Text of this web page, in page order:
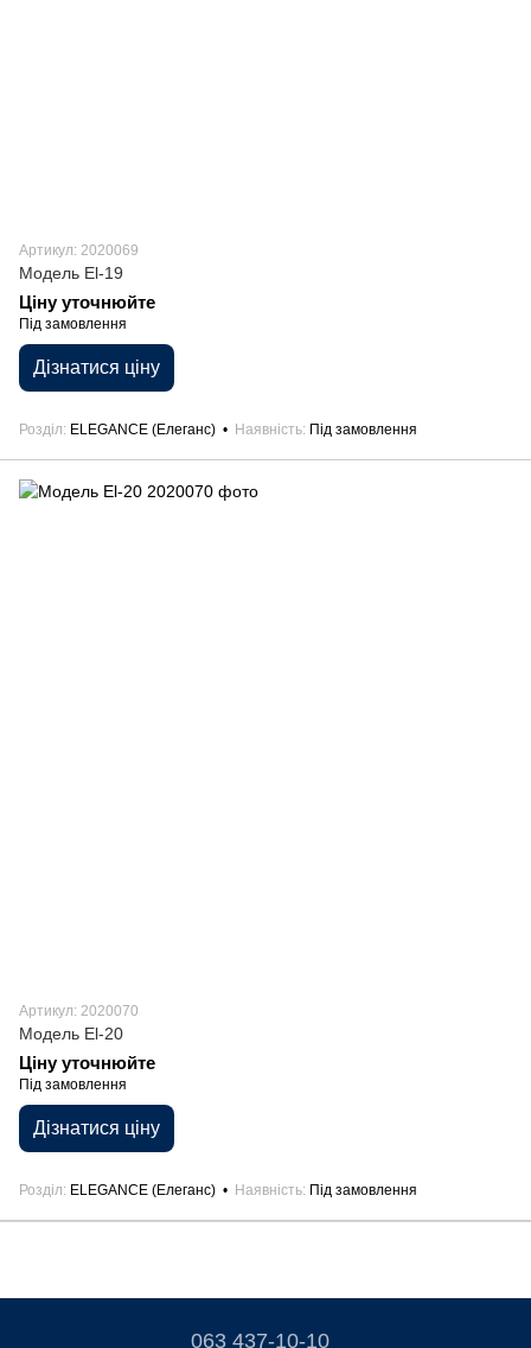
Артикул: 2020069
Модель El-19
Ціну уточнюйте
Під замовлення
Дізнатися ціну
Розділ ELEGANCE (Елеганс) Наявність Під замовлення
Артикул: 2020070
Модель El-20
Ціну уточнюйте
Під замовлення
Дізнатися ціну
Розділ ELEGANCE (Елеганс) Наявність Під замовлення
063 437-10-10